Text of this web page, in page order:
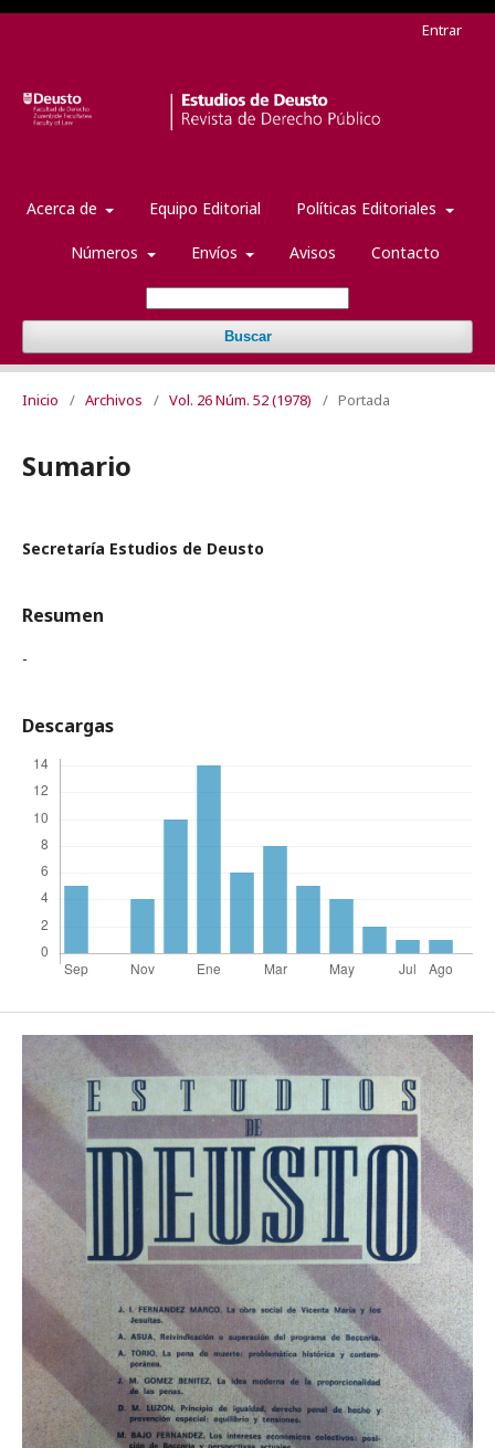
Acerca de Equipo Editorial Políticas Editoriales
Números Envíos Avisos Contacto
Buscar
Entrar
Inicio / Archivos / Vol. 26 Núm. 52 (1978) / Portada
Sumario
Secretaría Estudios de Deusto
Resumen
-
Descargas